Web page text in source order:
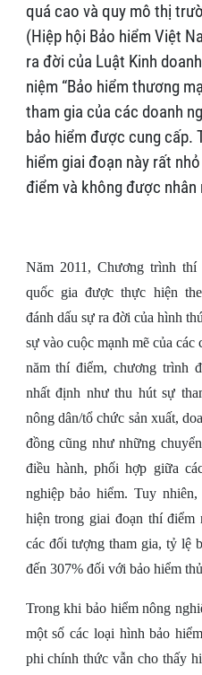
quá cao và quy mô thị
(Hiệp hội Bảo hiểm Việt
ra đời của Luật Kinh
niệm “Bảo hiểm thương
tham gia của các doanh
bảo hiểm được cung cấp.
hiểm giai đoạn này rất
điểm và không được nhân
Năm 2011, Chương trình thí
quốc gia được thực hiện
đánh dấu sự ra đời của hình
sự vào cuộc mạnh mẽ của các
năm thí điểm, chương trình
nhất định như thu hút sự
nông dân/tổ chức sản xuất,
đồng cũng như những
điều hành, phối hợp giữa
nghiệp bảo hiểm. Tuy
hiện trong giai đoạn thí
các đối tượng tham gia, tỷ lệ
đến 307% đối với bảo hiểm
Trong khi bảo hiểm nông
một số các loại hình bảo
phi chính thức vẫn cho thấy